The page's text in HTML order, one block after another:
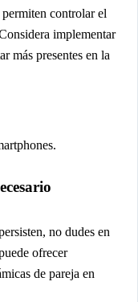
controlar el
implementar
más presentes en la
no dudes en
ofrecer
de pareja en